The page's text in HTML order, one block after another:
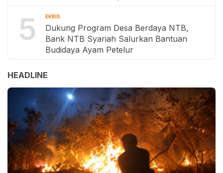
5 EKBIS
Dukung Program Desa Berdaya NTB,
Bank NTB Syariah Salurkan Bantuan
Budidaya Ayam Petelur
HEADLINE